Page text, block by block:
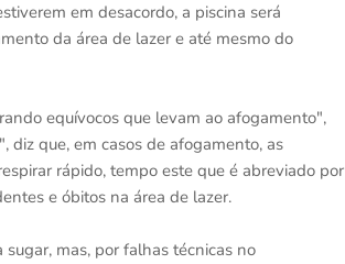
em desacordo, a piscina será
da área de lazer e até mesmo do
equívocos que levam ao afogamento",
que, em casos de afogamento, as
rápido, tempo este que é abreviado por
e óbitos na área de lazer.
mas, por falhas técnicas no